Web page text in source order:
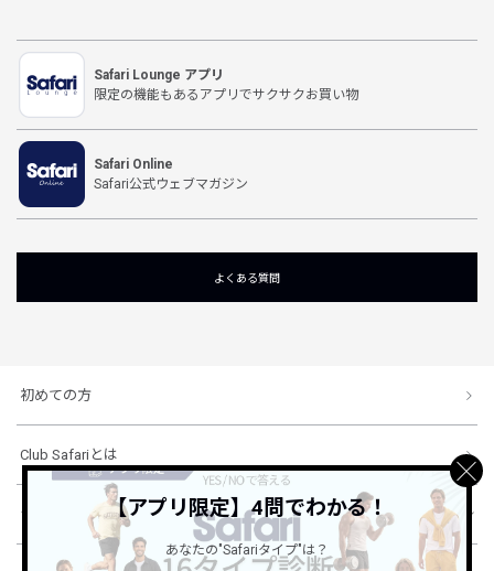
Safari Lounge アプリ
限定の機能もあるアプリでサクサクお買い物
Safari Online
Safari公式ウェブマガジン
よくある質問
初めての方
Club Safariとは
ショッピングガイド【アプリ限定】4問でわかる！
あなたの"Safariタイプ"は？